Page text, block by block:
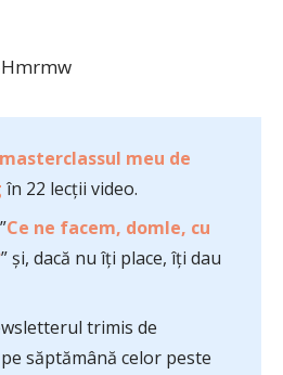
masterclassul meu de
în 22 lecții video.
Ce ne facem, domle, cu
” și, dacă nu îți place, îți dau
trimis de
săptămână celor peste